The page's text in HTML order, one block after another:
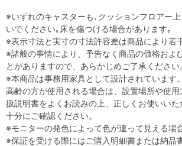
※いずれのキャスターも､クッションフロアー
いでください｡床を傷つける場合があります｡
※表示寸法と実寸の寸法許容差は商品により若
※諸般の事情により、予告なく商品の価格およ
とがありますので、あらかじめご了承ください
※本商品は事務用家具として設計されています
高齢の方が使用される場合は、設置場所や使
扱説明書をよくお読みの上、正しくお使いい
十分にご確認ください。
※モニターの発色によって色が違って見える場
※保証を受ける際にはご購入明細書または納品